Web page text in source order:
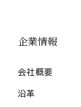
企業情報
会社概要
沿革